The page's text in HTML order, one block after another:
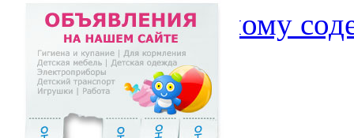
Перейти к основному